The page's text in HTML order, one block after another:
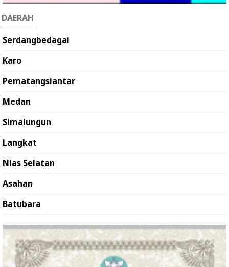
DAERAH
Serdangbedagai
Karo
Pematangsiantar
Medan
Simalungun
Langkat
Nias Selatan
Asahan
Batubara